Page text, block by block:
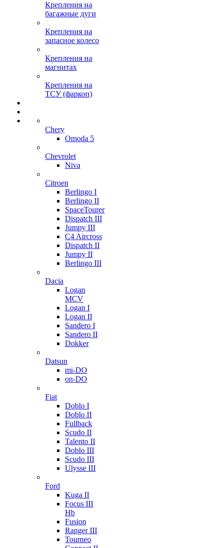
Крепления на
багажные дуги
Крепления на
запасное колесо
Крепления на
магнитах
Крепления на
ТСУ (фаркоп)
Chery
Omoda 5
Chevrolet
Niva
Citroen
Berlingo I
Berlingo II
SpaceTourer
Dispatch III
Jumpy III
C4 Aircross
Dispatch II
Jumpy II
Berlingo III
Dacia
Logan
MCV
Logan I
Logan II
Sandero I
Sandero II
Dokker
Datsun
mi-DO
on-DO
Fiat
Doblo I
Doblo II
Fullback
Scudo II
Talento II
Doblo III
Scudo III
Ulysse III
Ford
Kuga II
Focus III
Hb
Fusion
Ranger III
Tourneo